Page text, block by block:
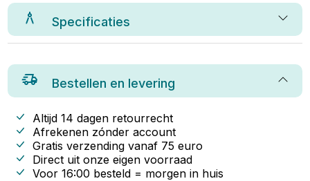
Specificaties
Bestellen en levering
Altijd 14 dagen retourrecht
Afrekenen zónder account
Gratis verzending vanaf 75 euro
Direct uit onze eigen voorraad
Voor 16:00 besteld = morgen in huis